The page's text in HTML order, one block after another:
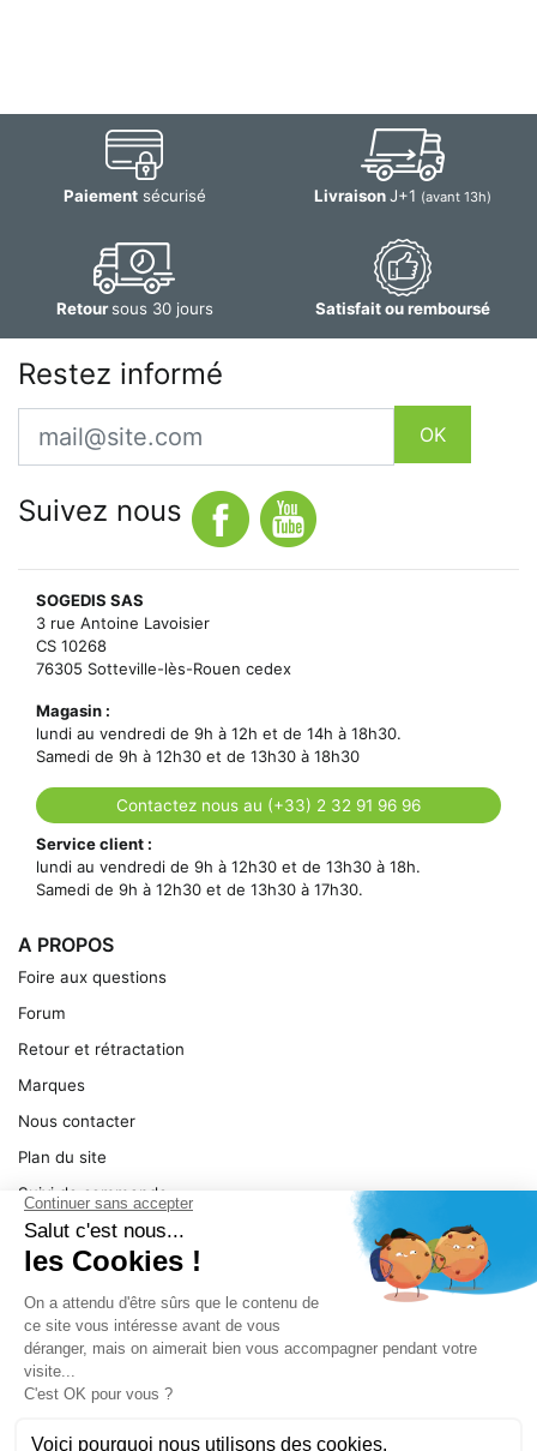
Paiementsécurisé LivraisonJ+1 (avant 13h)
Retoursous 30 jours Satisfait ou remboursé
Restez informé
Email
OK
Suivez nous
SOGEDIS SAS
3 rue Antoine Lavoisier
CS 10268
76305 Sotteville-lès-Rouen cedex
Magasin :
lundi au vendredi de 9h à 12h et de 14h à 18h30.
Samedi de 9h à 12h30 et de 13h30 à 18h30
Contactez nous au (+33) 2 32 91 96 96
Service client :
lundi au vendredi de 9h à 12h30 et de 13h30 à 18h.
Samedi de 9h à 12h30 et de 13h30 à 17h30.
A PROPOS
Foire aux questions
Forum
Retour et rétractation
Marques
Nous contacter
Plan du site
Suivi de commande
Ma facture
Mentions légales
Conditions générales
SERVICE
Pièces détachées